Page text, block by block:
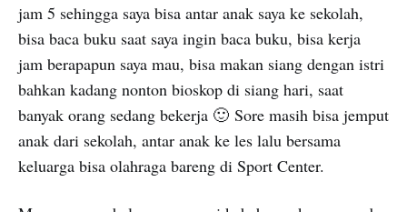
jam 5 sehingga saya bisa antar anak saya ke sekolah,
bisa baca buku saat saya ingin baca buku, bisa kerja
jam berapapun saya mau, bisa makan siang dengan istri
bahkan kadang nonton bioskop di siang hari, saat
banyak orang sedang bekerja 🙂 Sore masih bisa jemput
anak dari sekolah, antar anak ke les lalu bersama
keluarga bisa olahraga bareng di Sport Center.